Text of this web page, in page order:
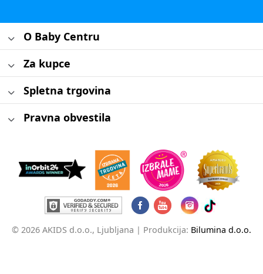
O Baby Centru
Za kupce
Spletna trgovina
Pravna obvestila
© 2026 AKIDS d.o.o., Ljubljana | Produkcija: Bilumina d.o.o.